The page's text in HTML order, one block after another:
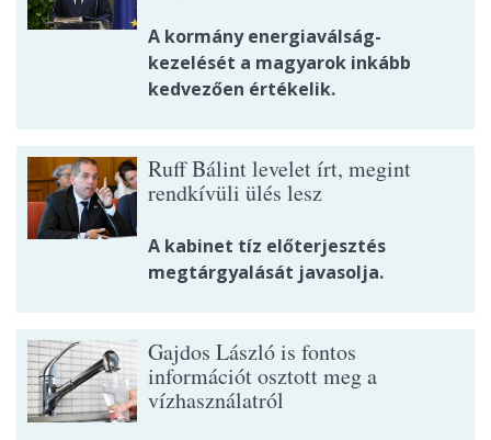
A kormány energiaválság-
kezelését a magyarok inkább
kedvezően értékelik.
Ruff Bálint levelet írt, megint
rendkívüli ülés lesz
A kabinet tíz előterjesztés
megtárgyalását javasolja.
Gajdos László is fontos
információt osztott meg a
vízhasználatról